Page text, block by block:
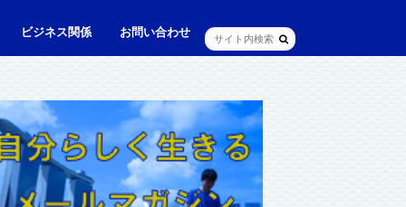
ビジネス関係 お問い合わせ